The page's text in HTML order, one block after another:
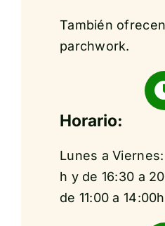
También
parchwork.
Horario:
Lunes a
h y de 16:30 a
de 11:00 a 14:00h